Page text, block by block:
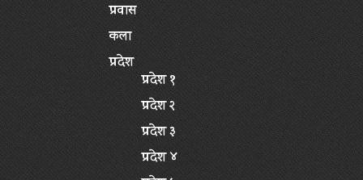
प्रवास
कला
प्रदेश
प्रदेश १
प्रदेश २
प्रदेश ३
प्रदेश ४